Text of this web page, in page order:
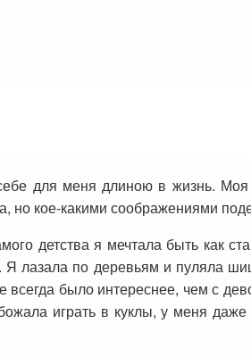
для меня длиною в жизнь. Моя
но кое-какими соображениями
детства я мечтала быть как
Я лазала по деревьям и пуляла
было интереснее, чем с
играть в куклы, у меня